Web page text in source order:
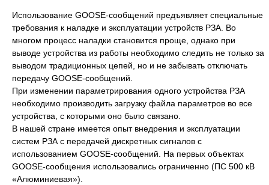
Использование GOOSE-сообщений предъявляет специальные
требования к наладке и эксплуатации устройств РЗА. Во
многом процесс наладки становится проще, однако при
выводе устройства из работы необходимо следить не только за
выводом традиционных цепей, но и не забывать отключать
передачу GOOSE-сообщений.
При изменении параметрирования одного устройства РЗА
необходимо производить загрузку файла параметров во все
устройства, с которыми оно было связано.
В нашей стране имеется опыт внедрения и эксплуатации
систем РЗА с передачей дискретных сигналов с
использованием GOOSE-сообщений. На первых объектах
GOOSE-сообщения использовались ограниченно (ПС 500 кВ
«Алюминиевая»).